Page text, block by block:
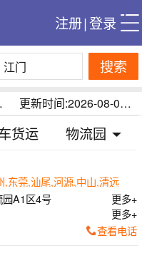
注册|登录
搜索
更新时间:2026-08-07 23:15:40
运输公司
货运 物流园
,东莞,汕尾,河源,中山,清远
A1区4号
更多+
更多+
查看电话